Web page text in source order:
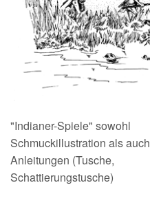
"Indianer-Spiele" sowohl
Schmuckillustration als auch
Anleitungen (Tusche,
Schattierungstusche)